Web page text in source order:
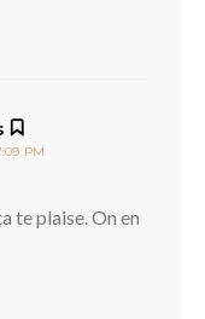
dit :
PM
te plaise. On en